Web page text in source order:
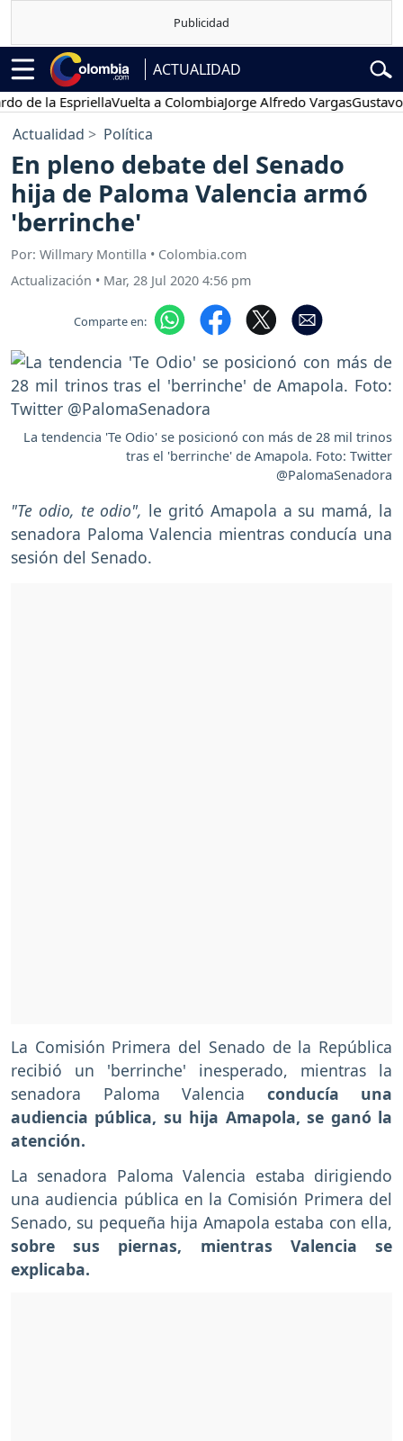
ACTUALIDAD
la EspriellaVuelta a ColombiaJorge Alfredo VargasGustavo
Actualidad Política
En pleno debate del Senado
hija de Paloma Valencia armó
'berrinche'
Por: Willmary Montilla • Colombia.com
Actualización • Mar, 28 Jul 2020 4:56 pm
Comparte en:
La tendencia 'Te Odio' se posicionó con más de 28 mil trinos
tras el 'berrinche' de Amapola. Foto: Twitter
@PalomaSenadora
"Te odio, te odio", le gritó Amapola a su mamá, la
senadora Paloma Valencia mientras conducía una
sesión del Senado.
La Comisión Primera del Senado de la República
recibió un 'berrinche' inesperado, mientras la
senadora Paloma Valencia conducía una
audiencia pública, su hija Amapola, se ganó la
atención.
La senadora Paloma Valencia estaba dirigiendo
una audiencia pública en la Comisión Primera del
Senado, su pequeña hija Amapola estaba con ella,
sobre sus piernas, mientras Valencia se
explicaba.